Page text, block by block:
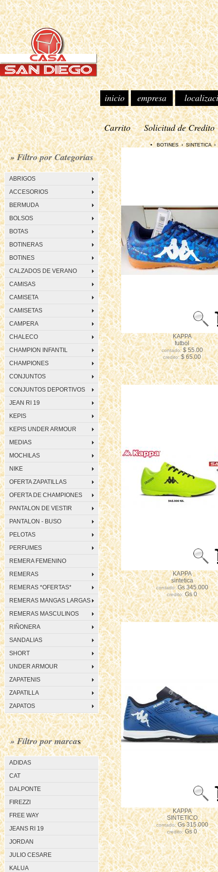
inicio empresa
Carrito Solicitud de Credito
» Filtro por Categorias
ABRIGOS
ACCESORIOS
BERMUDA
BOLSOS
BOTAS
BOTINERAS
BOTINES
CALZADOS DE VERANO
CAMISAS
CAMISETA
CAMISETAS
CAMPERA
CHALECO
CHAMPION INFANTIL
CHAMPIONES
CONJUNTOS
CONJUNTOS DEPORTIVOS
JEAN RI 19
KEPIS
KEPIS UNDER ARMOUR
MEDIAS
MOCHILAS
NIKE
OFERTA ZAPATILLAS
OFERTA DE CHAMPIONES
PANTALON DE VESTIR
PANTALON - BUSO
PELOTAS
PERFUMES
REMERA FEMENINO
REMERAS
REMERAS *OFERTAS*
REMERAS MANGAS LARGAS
REMERAS MASCULINOS
RIÑONERA
SANDALIAS
SHORT
UNDER ARMOUR
ZAPATENIS
ZAPATILLA
ZAPATOS
» Filtro por marcas
ADIDAS
CAT
DALPONTE
FIREZZI
FREE WAY
JEANS RI 19
JORDAN
JULIO CESARE
KALUA
• BOTINES › SINTETICA ›
KAPPA
futbol
contado:$ 55.00
credito:$ 65.00
KAPPA
sintetica
contado:Gs 345.000
credito:Gs 0
KAPPA
SINTETICO
contado:Gs 315.000
credito:Gs 0